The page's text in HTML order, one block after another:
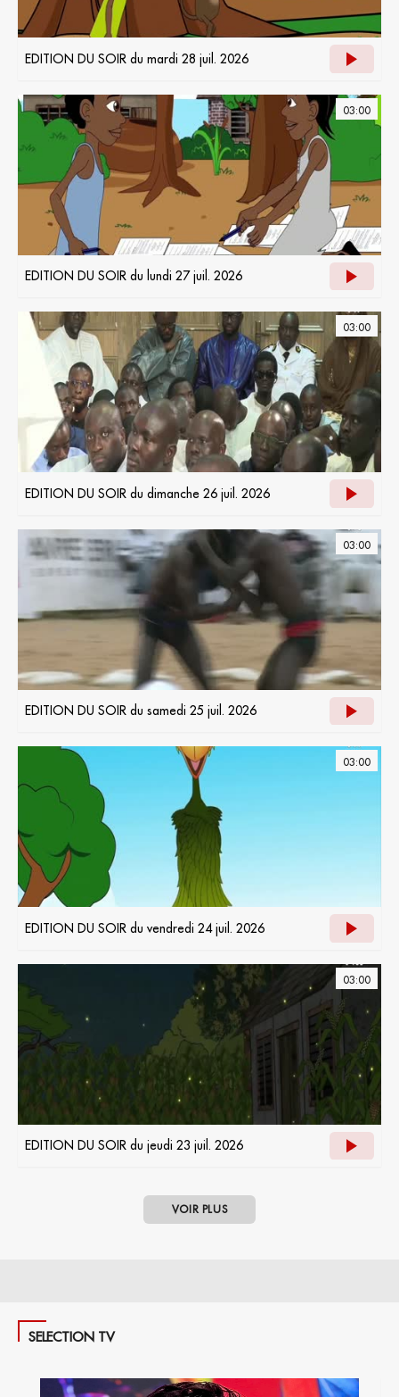
EDITION DU SOIR du mardi 28 juil. 2026
03:00
EDITION DU SOIR du lundi 27 juil. 2026
03:00
EDITION DU SOIR du dimanche 26 juil. 2026
03:00
EDITION DU SOIR du samedi 25 juil. 2026
03:00
EDITION DU SOIR du vendredi 24 juil. 2026
03:00
EDITION DU SOIR du jeudi 23 juil. 2026
VOIR PLUS
SELECTION TV